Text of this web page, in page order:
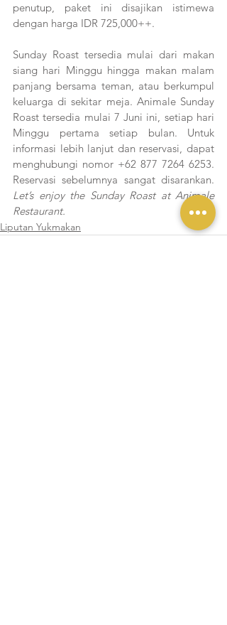
penutup, paket ini disajikan istimewa
dengan harga IDR 725,000++.
Sunday Roast tersedia mulai dari makan
siang hari Minggu hingga makan malam
panjang bersama teman, atau berkumpul
keluarga di sekitar meja. Animale Sunday
Roast tersedia mulai 7 Juni ini, setiap hari
Minggu pertama setiap bulan. Untuk
informasi lebih lanjut dan reservasi, dapat
menghubungi nomor +62 877 7264 6253.
Let’s enjoy the Sunday Roast at Animale
Restaurant.
Liputan Yukmakan